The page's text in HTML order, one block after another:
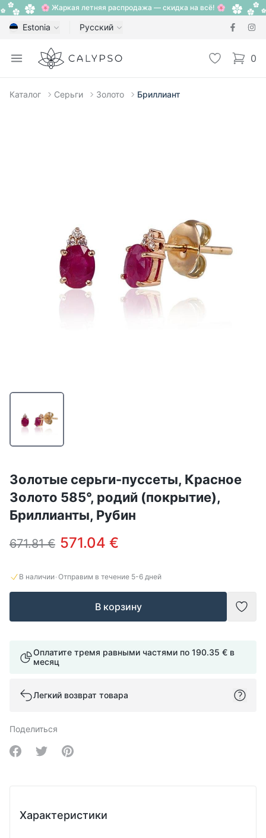
🌸 Жаркая летняя распродажа — скидка на всё! 🌸
Estonia Русский
Open menu
Calypso Избранное
0
items
Каталог Серьги Золото Бриллиант
Золотые серьги-пуссеты, Красное
Золото 585°, родий (покрытие),
Бриллианты, Рубин
671.81 € 571.04 €
В наличии·Отправим в течение 5-6 дней
В корзину
Оплатите тремя равными частями по 190.35 € в
месяц
Легкий возврат товара
Поделиться
Share on Facebook
Share on Twitter
Share on Pinterest
Характеристики